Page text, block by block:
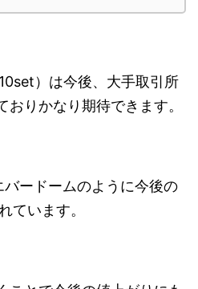
）は今後、大手取引所
りかなり期待できます。
ードームのように今後の
ています。